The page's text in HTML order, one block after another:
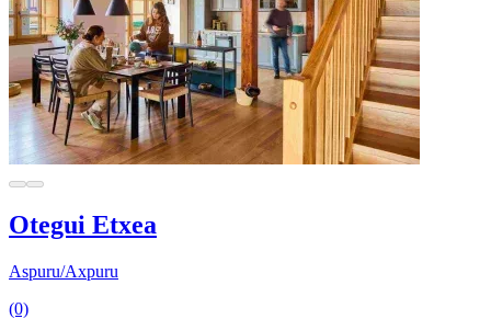
Otegui Etxea
Aspuru/Axpuru
(0)